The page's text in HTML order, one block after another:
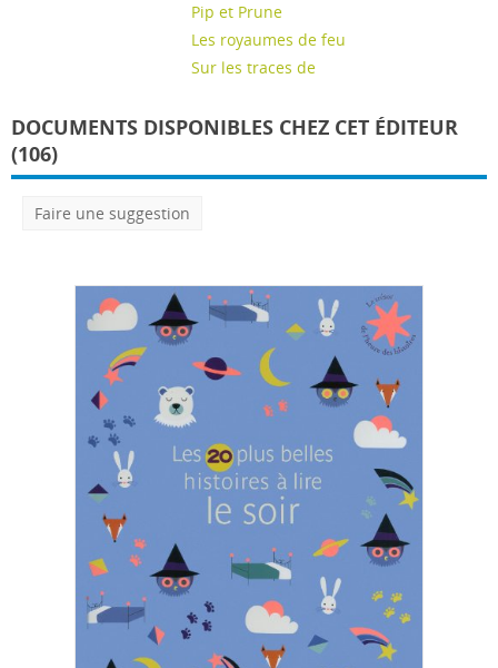
Pip et Prune
Les royaumes de feu
Sur les traces de
DOCUMENTS DISPONIBLES CHEZ CET ÉDITEUR
(106)
Faire une suggestion